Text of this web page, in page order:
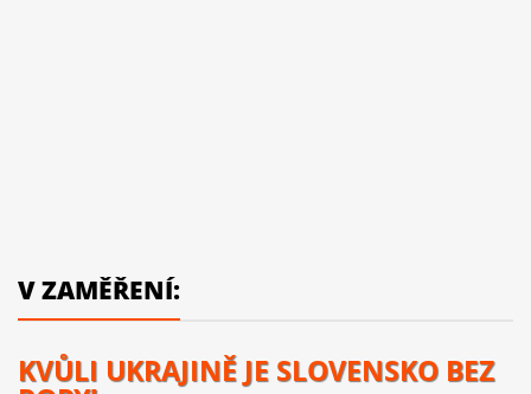
V ZAMĚŘENÍ:
KVŮLI UKRAJINĚ JE SLOVENSKO BEZ